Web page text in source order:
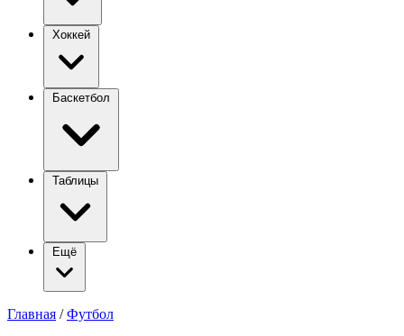
Хоккей
Баскетбол
Таблицы
Ещё
Главная / Футбол